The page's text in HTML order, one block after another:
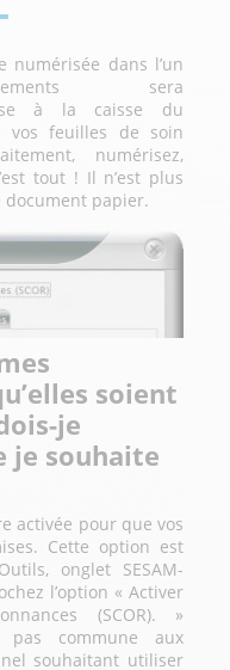
numérisée dans l’un
sera
à la caisse du
vos feuilles de soin
numérisez,
tout ! Il n’est plus
document papier.
soient
je
je souhaite
activée pour que vos
Cette option est
onglet SESAM-
l’option « Activer
(SCOR). »
pas commune aux
souhaitant utiliser